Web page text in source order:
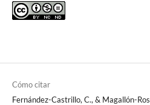
Cómo citar
Fernández-Castrillo, C., & Magallón-